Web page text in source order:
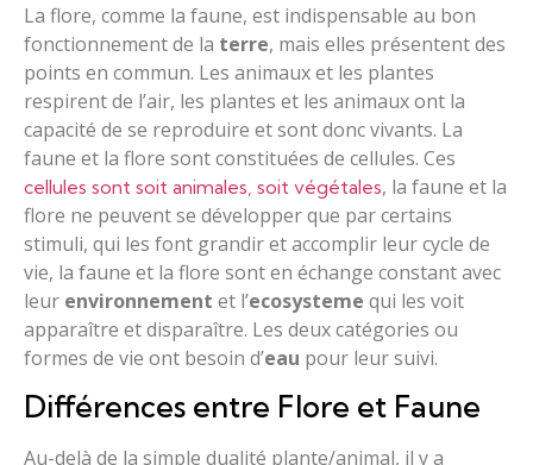
La flore, comme la faune, est indispensable au bon
fonctionnement de la terre, mais elles présentent des
points en commun. Les animaux et les plantes
respirent de l’air, les plantes et les animaux ont la
capacité de se reproduire et sont donc vivants. La
faune et la flore sont constituées de cellules. Ces
cellules sont soit animales, soit végétales, la faune et la
flore ne peuvent se développer que par certains
stimuli, qui les font grandir et accomplir leur cycle de
vie, la faune et la flore sont en échange constant avec
leur environnement et l’ecosysteme qui les voit
apparaître et disparaître. Les deux catégories ou
formes de vie ont besoin d’eau pour leur suivi.
Différences entre Flore et Faune
Au-delà de la simple dualité plante/animal, il y a